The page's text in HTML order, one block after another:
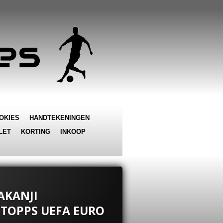
HANDTEKENINGEN
KORTING INKOOP
UEFA EURO